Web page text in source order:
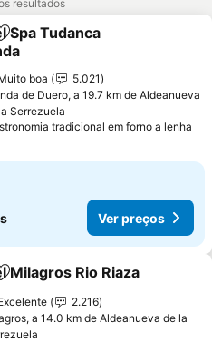
resultados
Adicionar aos favoritos
Spa Tudanca
boa
5.021
de Duero, a 19.7 km de Aldeanueva
Serrezuela
tradicional em forno a lenha
Ver preços
Adicionar aos favoritos
Milagros Rio Riaza
2.216
a 14.0 km de Aldeanueva de la